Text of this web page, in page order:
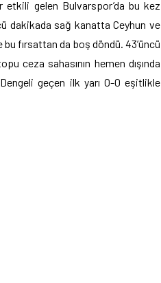
etkili gelen Bulvarspor’da bu kez
dakikada sağ kanatta Ceyhun ve
fırsattan da boş döndü. 43’üncü
ceza sahasının hemen dışında
geçen ilk yarı 0-0 eşitlikle